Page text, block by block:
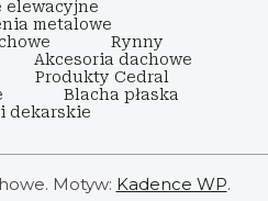
elewacyjne
metalowe
Rynny
Akcesoria dachowe
Produkty Cedral
Blacha płaska
dekarskie
Motyw: Kadence WP.